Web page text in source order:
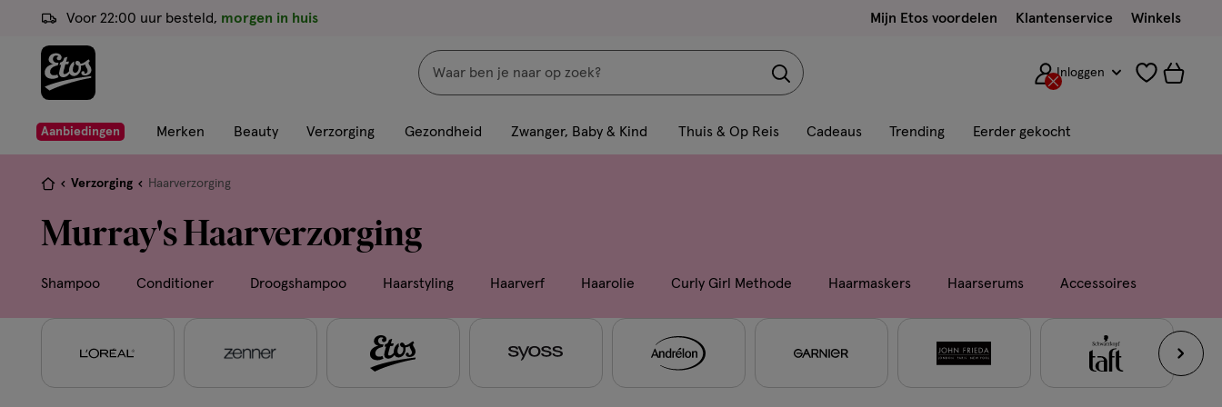
ga
de
hoofd
ga
naar
de
ga
naar
footer
Voor 22:00 uur besteld, morgen in huis Mijn Etos voordelen Klantenservice Winkels
Zoeken
met
dit
volledig
met
geavanceerde
Inloggen
Aanbiedingen Merken Beauty Verzorging Gezondheid Zwanger, Baby & Kind Thuis & Op Reis Cadeaus Trending Eerder gekocht
Je
hier:
Verzorging Haarverzorging
Murray's Haarverzorging
Shampoo Conditioner Droogshampoo Haarstyling Haarverf Haarolie Curly Girl Methode Haarmaskers Haarserums Accessoires